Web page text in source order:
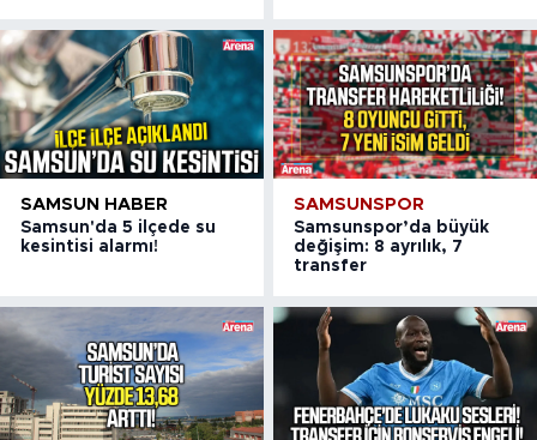
SAMSUN HABER
Samsun'da 5 ilçede su
kesintisi alarmı!
SAMSUNSPOR
Samsunspor’da büyük
değişim: 8 ayrılık, 7
transfer